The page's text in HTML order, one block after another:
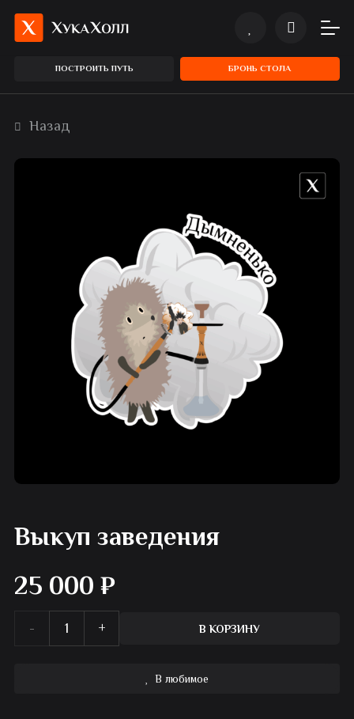
ПОСТРОИТЬ ПУТЬ БРОНЬ СТОЛА
Назад
Выкуп заведения
25 000 ₽
Количество В КОРЗИНУ
В любимое